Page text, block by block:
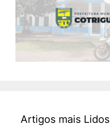
Artigos mais Lidos